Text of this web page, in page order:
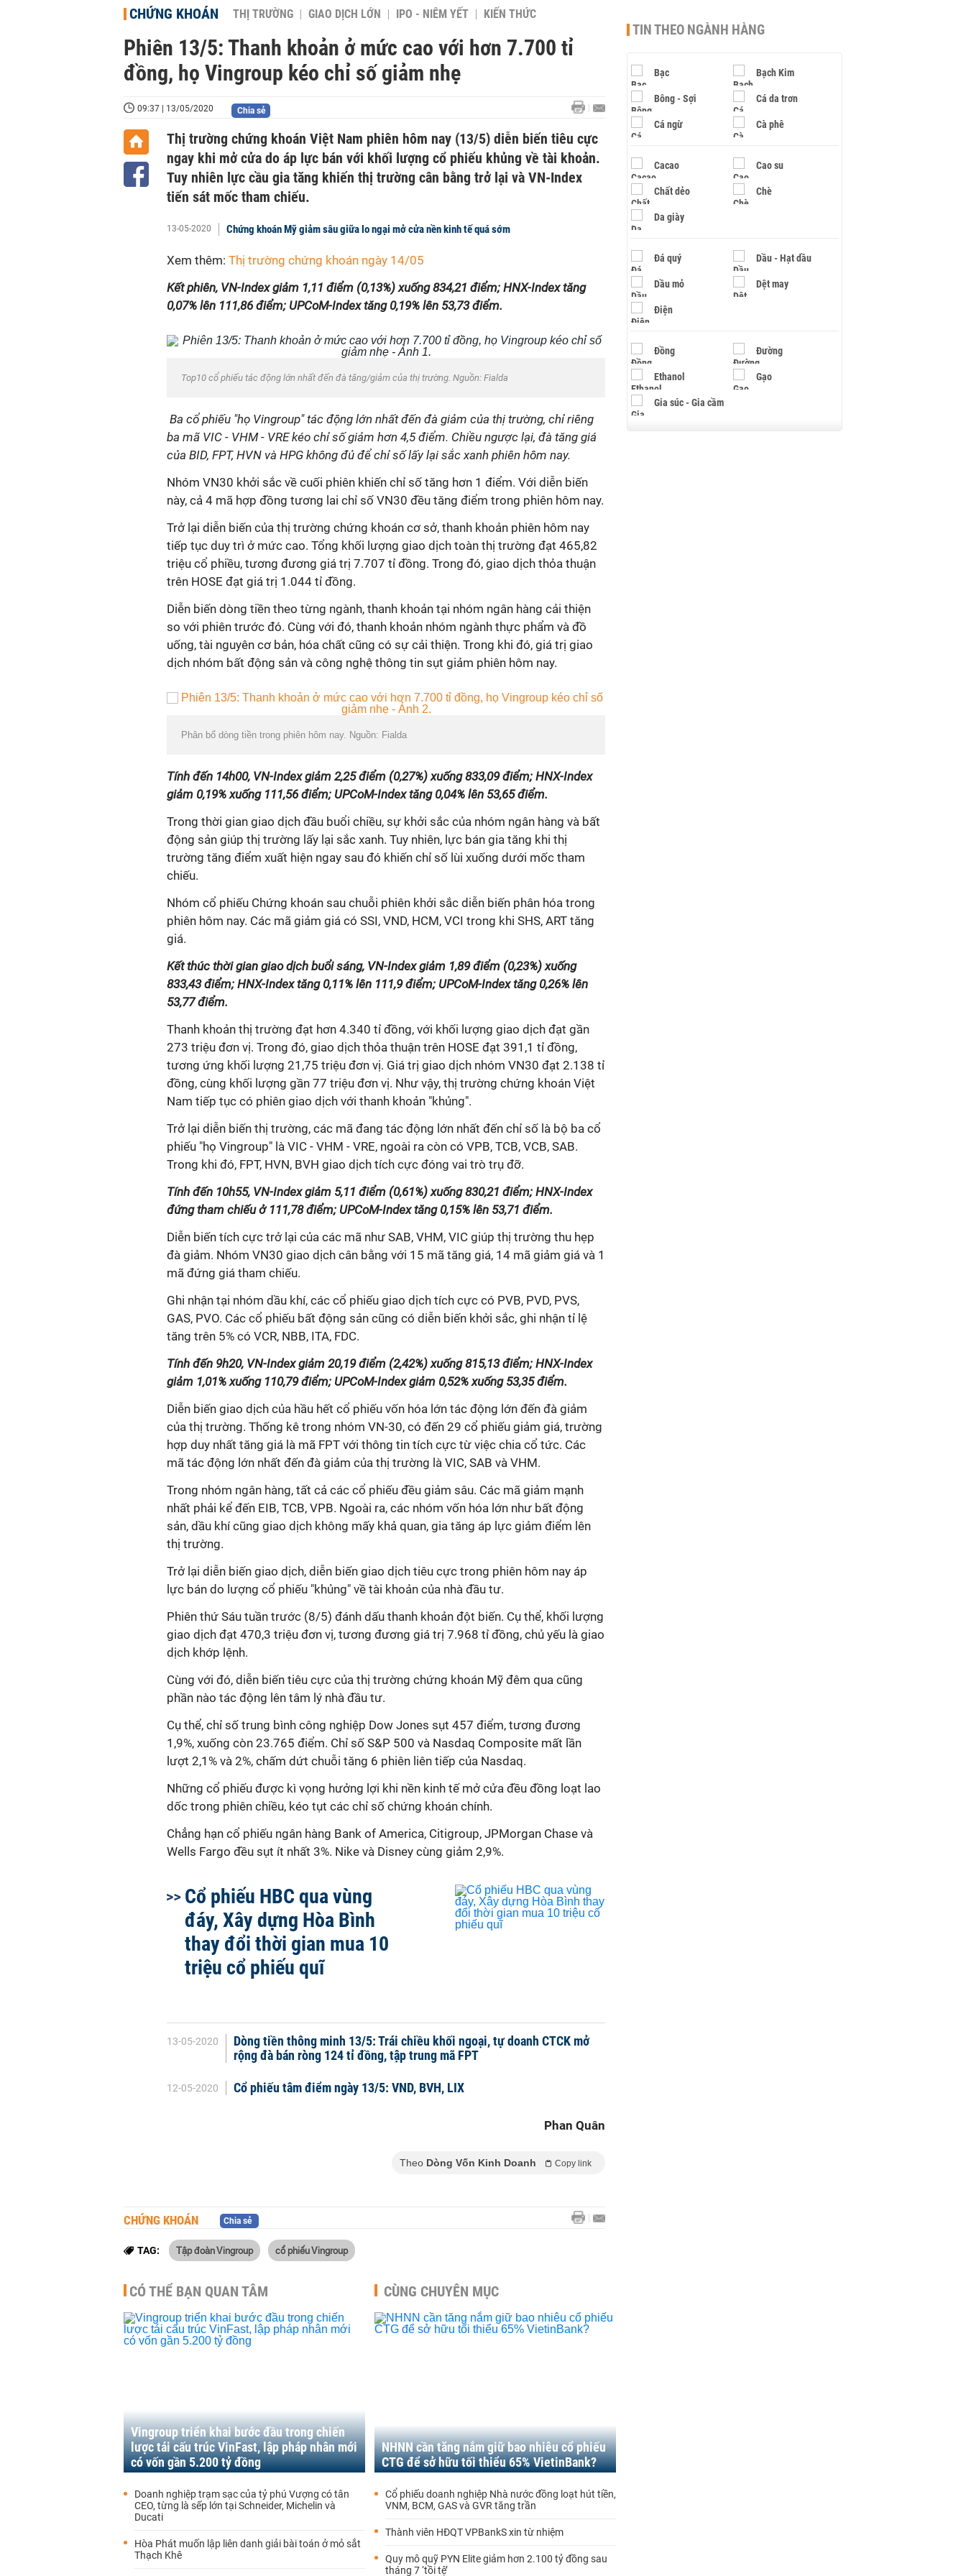
CHỨNG KHOÁN THỊ TRƯỜNG GIAO DỊCH LỚN IPO - NIÊM YẾT KIẾN THỨC
Phiên 13/5: Thanh khoản ở mức cao với hơn 7.700 tỉ
đồng, họ Vingroup kéo chỉ số giảm nhẹ
09:37 | 13/05/2020 Chia sẻ
Thị trường chứng khoán Việt Nam phiên hôm nay (13/5) diễn biến tiêu cực
ngay khi mở cửa do áp lực bán với khối lượng cổ phiếu khủng về tài khoản.
Tuy nhiên lực cầu gia tăng khiến thị trường cân bằng trở lại và VN-Index
tiến sát mốc tham chiếu.
13-05-2020 Chứng khoán Mỹ giảm sâu giữa lo ngại mở cửa nền kinh tế quá sớm
Xem thêm: Thị trường chứng khoán ngày 14/05
Kết phiên, VN-Index giảm 1,11 điểm (0,13%) xuống 834,21 điểm; HNX-Index tăng
0,07% lên 111,86 điểm; UPCoM-Index tăng 0,19% lên 53,73 điểm.
Top10 cổ phiếu tác động lớn nhất đến đà tăng/giảm của thị trường. Nguồn: Fialda
Ba cổ phiếu "họ Vingroup" tác động lớn nhất đến đà giảm của thị trường, chỉ riêng
ba mã VIC - VHM - VRE kéo chỉ số giảm hơn 4,5 điểm. Chiều ngược lại, đà tăng giá
của BID, FPT, HVN và HPG không đủ để chỉ số lấy lại sắc xanh phiên hôm nay.
Nhóm VN30 khởi sắc về cuối phiên khiến chỉ số tăng hơn 1 điểm. Với diễn biến
này, cả 4 mã hợp đồng tương lai chỉ số VN30 đều tăng điểm trong phiên hôm nay.
Trở lại diễn biến của thị trường chứng khoán cơ sở, thanh khoản phiên hôm nay
tiếp tục duy trì ở mức cao. Tổng khối lượng giao dịch toàn thị trường đạt 465,82
triệu cổ phiều, tương đương giá trị 7.707 tỉ đồng. Trong đó, giao dịch thỏa thuận
trên HOSE đạt giá trị 1.044 tỉ đồng.
Diễn biến dòng tiền theo từng ngành, thanh khoản tại nhóm ngân hàng cải thiện
so với phiên trước đó. Cùng với đó, thanh khoản nhóm ngành thực phẩm và đồ
uống, tài nguyên cơ bản, hóa chất cũng có sự cải thiện. Trong khi đó, giá trị giao
dịch nhóm bất động sản và công nghệ thông tin sụt giảm phiên hôm nay.
Phân bổ dòng tiền trong phiên hôm nay. Nguồn: Fialda
Tính đến 14h00, VN-Index giảm 2,25 điểm (0,27%) xuống 833,09 điểm; HNX-Index
giảm 0,19% xuống 111,56 điểm; UPCoM-Index tăng 0,04% lên 53,65 điểm.
Trong thời gian giao dịch đầu buổi chiều, sự khởi sắc của nhóm ngân hàng và bất
động sản giúp thị trường lấy lại sắc xanh. Tuy nhiên, lực bán gia tăng khi thị
trường tăng điểm xuất hiện ngay sau đó khiến chỉ số lùi xuống dưới mốc tham
chiếu.
Nhóm cổ phiếu Chứng khoán sau chuỗi phiên khởi sắc diễn biến phân hóa trong
phiên hôm nay. Các mã giảm giá có SSI, VND, HCM, VCI trong khi SHS, ART tăng
giá.
Kết thúc thời gian giao dịch buổi sáng, VN-Index giảm 1,89 điểm (0,23%) xuống
833,43 điểm; HNX-Index tăng 0,11% lên 111,9 điểm; UPCoM-Index tăng 0,26% lên
53,77 điểm.
Thanh khoản thị trường đạt hơn 4.340 tỉ đồng, với khối lượng giao dịch đạt gần
273 triệu đơn vị. Trong đó, giao dịch thỏa thuận trên HOSE đạt 391,1 tỉ đồng,
tương ứng khối lượng 21,75 triệu đơn vị. Giá trị giao dịch nhóm VN30 đạt 2.138 tỉ
đồng, cùng khối lượng gần 77 triệu đơn vị. Như vậy, thị trường chứng khoán Việt
Nam tiếp tục có phiên giao dịch với thanh khoản "khủng".
Trở lại diễn biến thị trường, các mã đang tác động lớn nhất đến chỉ số là bộ ba cổ
phiếu "họ Vingroup" là VIC - VHM - VRE, ngoài ra còn có VPB, TCB, VCB, SAB.
Trong khi đó, FPT, HVN, BVH giao dịch tích cực đóng vai trò trụ đỡ.
Tính đến 10h55, VN-Index giảm 5,11 điểm (0,61%) xuống 830,21 điểm; HNX-Index
đứng tham chiếu ở 111,78 điểm; UPCoM-Index tăng 0,15% lên 53,71 điểm.
Diễn biến tích cực trở lại của các mã như SAB, VHM, VIC giúp thị trường thu hẹp
đà giảm. Nhóm VN30 giao dịch cân bằng với 15 mã tăng giá, 14 mã giảm giá và 1
mã đứng giá tham chiếu.
Ghi nhận tại nhóm dầu khí, các cổ phiếu giao dịch tích cực có PVB, PVD, PVS,
GAS, PVO. Các cổ phiếu bất động sản cũng có diễn biến khởi sắc, ghi nhận tỉ lệ
tăng trên 5% có VCR, NBB, ITA, FDC.
Tính đến 9h20, VN-Index giảm 20,19 điểm (2,42%) xuống 815,13 điểm; HNX-Index
giảm 1,01% xuống 110,79 điểm; UPCoM-Index giảm 0,52% xuống 53,35 điểm.
Diễn biến giao dịch của hầu hết cổ phiếu vốn hóa lớn tác động lớn đến đà giảm
của thị trường. Thống kê trong nhóm VN-30, có đến 29 cổ phiếu giảm giá, trường
hợp duy nhất tăng giá là mã FPT với thông tin tích cực từ việc chia cổ tức. Các
mã tác động lớn nhất đến đà giảm của thị trường là VIC, SAB và VHM.
Trong nhóm ngân hàng, tất cả các cổ phiếu đều giảm sâu. Các mã giảm mạnh
nhất phải kể đến EIB, TCB, VPB. Ngoài ra, các nhóm vốn hóa lớn như bất động
sản, dầu khí cũng giao dịch không mấy khả quan, gia tăng áp lực giảm điểm lên
thị trường.
Trở lại diễn biến giao dịch, diễn biến giao dịch tiêu cực trong phiên hôm nay áp
lực bán do lượng cổ phiếu "khủng" về tài khoản của nhà đầu tư.
Phiên thứ Sáu tuần trước (8/5) đánh dấu thanh khoản đột biến. Cụ thể, khối lượng
giao dịch đạt 470,3 triệu đơn vị, tương đương giá trị 7.968 tỉ đồng, chủ yếu là giao
dịch khớp lệnh.
Cùng với đó, diễn biến tiêu cực của thị trường chứng khoán Mỹ đêm qua cũng
phần nào tác động lên tâm lý nhà đầu tư.
Cụ thể, chỉ số trung bình công nghiệp Dow Jones sụt 457 điểm, tương đương
1,9%, xuống còn 23.765 điểm. Chỉ số S&P 500 và Nasdaq Composite mất lần
lượt 2,1% và 2%, chấm dứt chuỗi tăng 6 phiên liên tiếp của Nasdaq.
Những cổ phiếu được kì vọng hưởng lợi khi nền kinh tế mở cửa đều đồng loạt lao
dốc trong phiên chiều, kéo tụt các chỉ số chứng khoán chính.
Chẳng hạn cổ phiếu ngân hàng Bank of America, Citigroup, JPMorgan Chase và
Wells Fargo đều sụt ít nhất 3%. Nike và Disney cùng giảm 2,9%.
Cổ phiếu HBC qua vùng
đáy, Xây dựng Hòa Bình
thay đổi thời gian mua 10
triệu cổ phiếu quĩ
13-05-2020
Dòng tiền thông minh 13/5: Trái chiều khối ngoại, tự doanh CTCK mở
rộng đà bán ròng 124 tỉ đồng, tập trung mã FPT
12-05-2020 Cổ phiếu tâm điểm ngày 13/5: VND, BVH, LIX
Phan Quân
Theo Dòng Vốn Kinh Doanh Copy link
CHỨNG KHOÁN Chia sẻ
TAG: Tập đoàn Vingroup cổ phiếu Vingroup
CÓ THỂ BẠN QUAN TÂM
Vingroup triển khai bước đầu trong chiến
lược tái cấu trúc VinFast, lập pháp nhân mới
có vốn gần 5.200 tỷ đồng
Doanh nghiệp trạm sạc của tỷ phú Vượng có tân
CEO, từng là sếp lớn tại Schneider, Michelin và
Ducati
Hòa Phát muốn lập liên danh giải bài toán ở mỏ sắt
Thạch Khê
CÙNG CHUYÊN MỤC
NHNN cần tăng nắm giữ bao nhiêu cổ phiếu
CTG để sở hữu tối thiểu 65% VietinBank?
Cổ phiếu doanh nghiệp Nhà nước đồng loạt hút tiền,
VNM, BCM, GAS và GVR tăng trần
Thành viên HĐQT VPBankS xin từ nhiệm
Quy mô quỹ PYN Elite giảm hơn 2.100 tỷ đồng sau
tháng 7 ‘tồi tệ’
TIN THEO NGÀNH HÀNG
Bạc Bạch Kim
Bông - Sợi Cá da trơn
Cá ngừ Cà phê
Cacao Cao su
Chất dẻo Chè
Da giày
Đá quý Dầu - Hạt dầu
Dầu mỏ Dệt may
Điện
Đồng Đường
Ethanol Gạo
Gia súc - Gia cầm